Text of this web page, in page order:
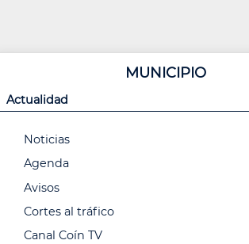
MUNICIPIO
Actualidad
Noticias
Agenda
Avisos
Cortes al tráfico
Canal Coín TV